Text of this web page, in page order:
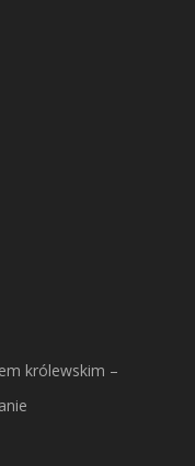
królewskim –